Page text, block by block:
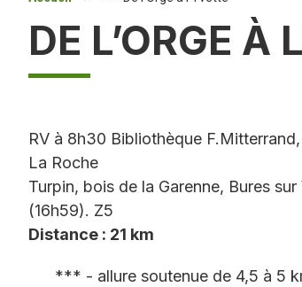
DE L’ORGE À
RV à 8h30 Bibliothèque
La Roche
Turpin, bois de la Garenne, Bures
(16h59). Z5
Distance : 21 km
*** - allure soutenue de 4,5 à 5